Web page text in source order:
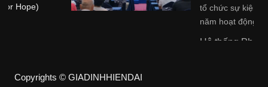
Hệ thống Phòng khám ...